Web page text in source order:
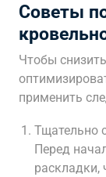
Советы
Чтобы
применить
Тщательно
Перед
раскладки,